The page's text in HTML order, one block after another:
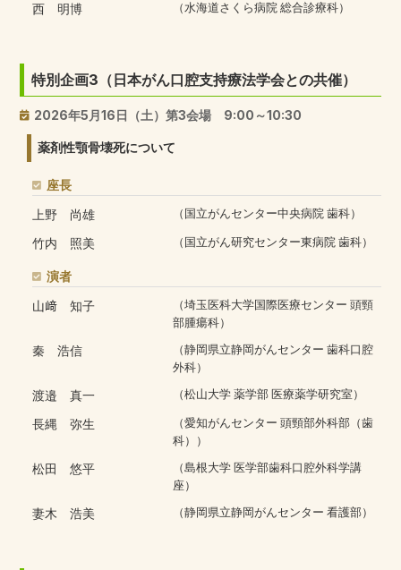
西 明博 （水海道さくら病院 総合診療科）
特別企画3（日本がん口腔支持療法学会との共催）
2026年5月16日（土）第3会場 9:00～10:30
薬剤性顎骨壊死について
座長
上野 尚雄
（国立がんセンター中央病院 歯科）
竹内 照美 （国立がん研究センター東病院 歯科）
演者
山﨑 知子
（埼玉医科大学国際医療センター 頭頸
部腫瘍科）
秦 浩信
（静岡県立静岡がんセンター 歯科口腔
外科）
渡邉 真一 （松山大学 薬学部 医療薬学研究室）
長縄 弥生
（愛知がんセンター 頭頸部外科部（歯
科））
松田 悠平
（島根大学 医学部歯科口腔外科学講
座）
妻木 浩美 （静岡県立静岡がんセンター 看護部）